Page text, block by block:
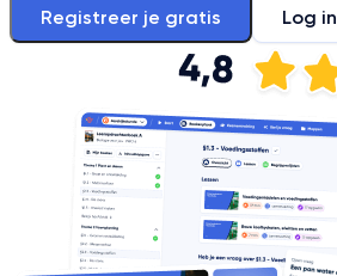
Registreer je gratis Log in